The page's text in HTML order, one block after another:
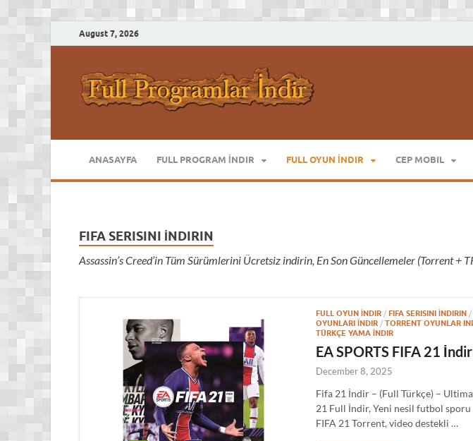
August 7, 2026
ANASAYFA FULL PROGRAM İNDIR FULL OYUN İNDIR CEP MOBIL
FIFA SERISINI İNDIRIN
Assassin’s Creed’in Tüm Sürümlerini Ücretsiz indirin, En Son Güncellemeler (Torrent +
FULL OYUN İNDIR / FIFA SERISINI İNDIRIN /
OYUNLARI İNDIR / TORRENT OYUNLAR
TÜRKÇE YAMA İNDIR
EA SPORTS FIFA 21
December 8, 2025
Fifa 21 İndir – (Full Türkçe) –
21 Full İndir, Yeni nesil futbol sporu
FIFA 21 Torrent, video destekli …